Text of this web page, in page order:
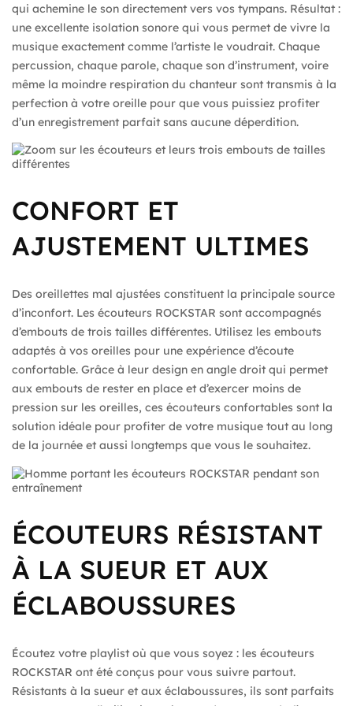
qui achemine le son directement vers vos tympans. Résultat :
une excellente isolation sonore qui vous permet de vivre la
musique exactement comme l’artiste le voudrait. Chaque
percussion, chaque parole, chaque son d’instrument, voire
même la moindre respiration du chanteur sont transmis à la
perfection à votre oreille pour que vous puissiez profiter
d’un enregistrement parfait sans aucune déperdition.
CONFORT ET
AJUSTEMENT ULTIMES
Des oreillettes mal ajustées constituent la principale source
d’inconfort. Les écouteurs ROCKSTAR sont accompagnés
d’embouts de trois tailles différentes. Utilisez les embouts
adaptés à vos oreilles pour une expérience d’écoute
confortable. Grâce à leur design en angle droit qui permet
aux embouts de rester en place et d’exercer moins de
pression sur les oreilles, ces écouteurs confortables sont la
solution idéale pour profiter de votre musique tout au long
de la journée et aussi longtemps que vous le souhaitez.
ÉCOUTEURS RÉSISTANT
À LA SUEUR ET AUX
ÉCLABOUSSURES
Écoutez votre playlist où que vous soyez : les écouteurs
ROCKSTAR ont été conçus pour vous suivre partout.
Résistants à la sueur et aux éclaboussures, ils sont parfaits